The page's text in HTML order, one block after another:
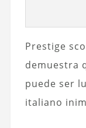
Prestige
demuestra
puede ser
italiano